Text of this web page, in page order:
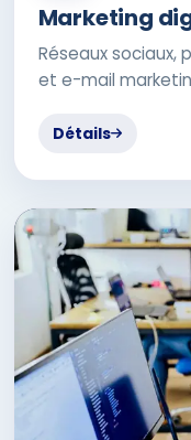
Marketing
Réseaux sociaux,
et e-mail
Détails